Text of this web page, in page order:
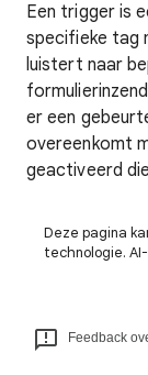
Een trigger is
specifieke tag
luistert naar
er een
overeenkomt
geactiveerd
Deze pagina
technologie.
Feedback